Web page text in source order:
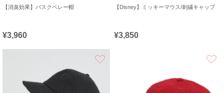
【消臭効果】バスクベレー帽
¥3,960
【Disney】ミッキーマウス/刺繍キャップ
¥3,850